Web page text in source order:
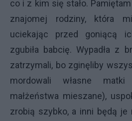
co i z kim się stało.
znajomej rodziny, która
uciekając przed goniącą
zgubiła babcię. Wypadła z
zatrzymali, bo zginęliby
mordowali własne
małżeństwa mieszane),
zrobią szybko, a inni będą je